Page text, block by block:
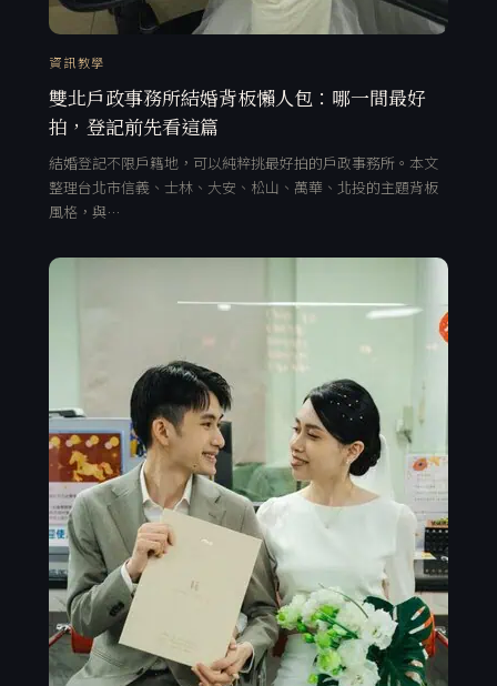
資訊教學
雙北戶政事務所結婚背板懶人包：哪一間最好
拍，登記前先看這篇
結婚登記不限戶籍地，可以純粹挑最好拍的戶政事務所。本文
整理台北市信義、士林、大安、松山、萬華、北投的主題背板
風格，與…